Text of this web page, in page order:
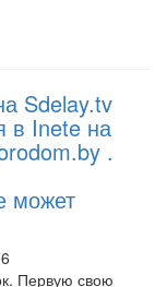
Sdelay.tv
в Inete на
.
может
Первую свою